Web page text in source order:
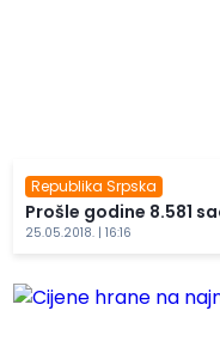
Republika Srpska
Prošle godine 8.581
25.05.2018. | 16:16